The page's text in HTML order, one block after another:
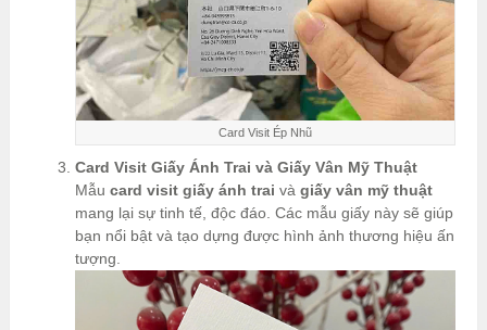
Card Visit Ép Nhũ
Card Visit Giấy Ánh Trai và Giấy Vân Mỹ Thuật
Mẫu card visit giấy ánh trai và giấy vân mỹ thuật
mang lại sự tinh tế, độc đáo. Các mẫu giấy này sẽ giúp
bạn nổi bật và tạo dựng được hình ảnh thương hiệu ấn
tượng.